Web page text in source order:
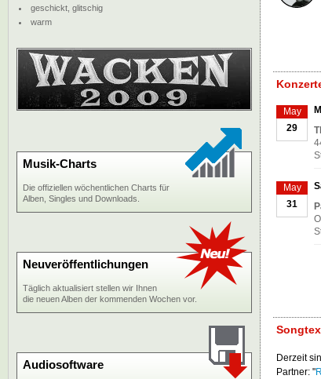
May
29
May
31
Derzeit
Partner: "
geschickt, glitschig
warm
Musik-Charts
Die offiziellen wöchentlichen Charts für
Alben, Singles und Downloads.
Neuveröffentlichungen
Täglich aktualisiert stellen wir Ihnen
die neuen Alben der kommenden Wochen vor.
Audiosoftware